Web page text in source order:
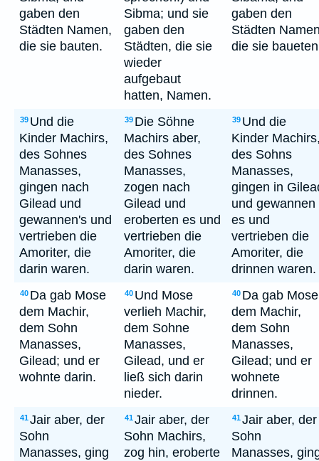
gaben den
Städten Namen,
die sie bauten.
Sibma; und sie
gaben den
Städten, die sie
wieder
aufgebaut
hatten, Namen.
gaben den
Städten
die sie
39 Und die
Kinder Machirs,
des Sohnes
Manasses,
gingen nach
Gilead und
gewannen's und
vertrieben die
Amoriter, die
darin waren.
39 Die Söhne
Machirs aber,
des Sohnes
Manasses,
zogen nach
Gilead und
eroberten es und
vertrieben die
Amoriter, die
darin waren.
39 Und die
Kinder
des Sohns
Manasses,
gingen in
und gewannen
es und
vertrieben die
Amoriter, die
drinnen waren.
40 Da gab Mose
dem Machir,
dem Sohn
Manasses,
Gilead; und er
wohnte darin.
40 Und Mose
verlieh Machir,
dem Sohne
Manasses,
Gilead, und er
ließ sich darin
nieder.
40 Da gab Mose
dem Machir,
dem Sohn
Manasses,
Gilead; und er
wohnete
drinnen.
41Jair aber, der
Sohn
Manasses, ging
41Jair aber, der
Sohn Machirs,
zog hin, eroberte
41Jair aber, der
Sohn
Manasses,